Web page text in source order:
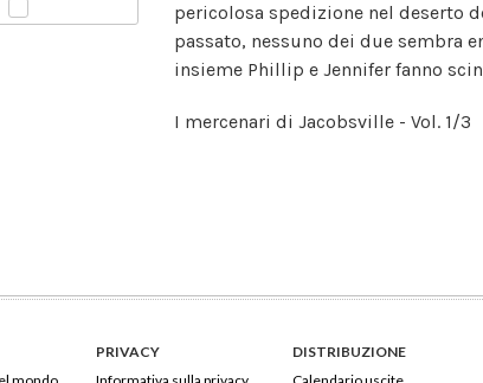
pericolosa spedizione nel deserto
passato, nessuno dei due sembra
insieme Phillip e Jennifer fanno
I mercenari di Jacobsville - Vol. 1/3
PRIVACY
DISTRIBUZIONE